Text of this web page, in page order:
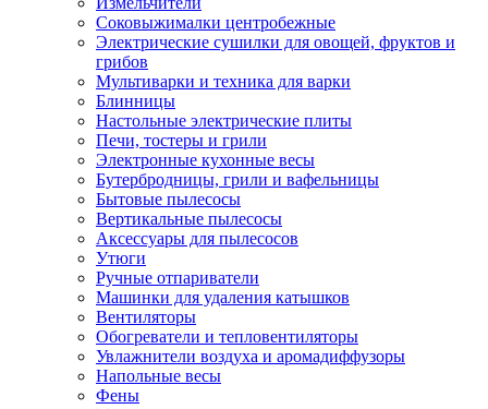
Соковыжималки центробежные
Электрические сушилки для овощей, фруктов и
грибов
Мультиварки и техника для варки
Блинницы
Настольные электрические плиты
Печи, тостеры и грили
Электронные кухонные весы
Бутербродницы, грили и вафельницы
Бытовые пылесосы
Вертикальные пылесосы
Аксессуары для пылесосов
Утюги
Ручные отпариватели
Машинки для удаления катышков
Вентиляторы
Обогреватели и тепловентиляторы
Увлажнители воздуха и аромадиффузоры
Напольные весы
Фены